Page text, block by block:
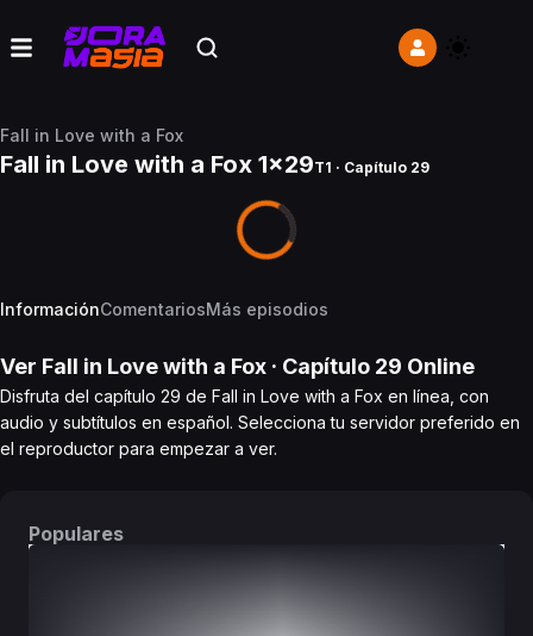
Fall in Love with a Fox
Fall in Love with a Fox 1x29T1 · Capítulo 29
InformaciónComentariosMás episodios
Ver Fall in Love with a Fox · Capítulo 29 Online
Disfruta del capítulo 29 de Fall in Love with a Fox en línea, con
audio y subtítulos en español. Selecciona tu servidor preferido en
el reproductor para empezar a ver.
Populares